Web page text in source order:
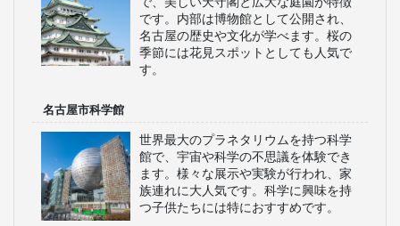
です。内部は博物館として公開され、
名古屋の歴史や文化が学べます。桜の
季節には花見スポットとしても人気で
す。
名古屋市科学館
世界最大のプラネタリウムを持つ科学
館で、宇宙や科学の不思議を体験でき
ます。様々な展示や実験が行われ、家
族連れに大人気です。科学に興味を持
つ子供たちには特におすすめです。